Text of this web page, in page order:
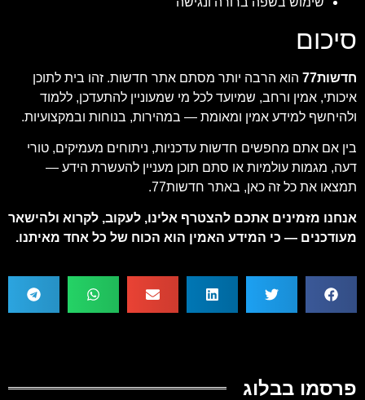
סיכום
חדשות77
הוא הרבה יותר מסתם אתר חדשות. זהו בית לתוכן
איכותי, אמין ורחב, שמיועד לכל מי שמעוניין להתעדכן, ללמוד
ולהיחשף למידע אמין ומאומת — במהירות, בנוחות ובמקצועיות.
בין אם אתם מחפשים חדשות עדכניות, ניתוחים מעמיקים, טורי
דעה, מגמות עולמיות או סתם תוכן מעניין להעשרת הידע —
תמצאו את כל זה כאן, באתר חדשות77.
אנחנו מזמינים אתכם להצטרף אלינו, לעקוב, לקרוא ולהישאר
מעודכנים — כי המידע האמין הוא הכוח של כל אחד מאיתנו.
פרסמו בבלוג